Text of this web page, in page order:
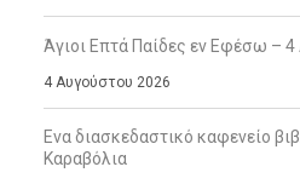
Άγιοι Επτά Παίδες εν Εφέσω –
4 Αυγούστου 2026
Ενα διασκεδαστικό καφενείο
Καραβόλια